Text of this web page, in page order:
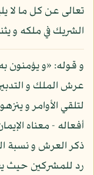
تعالى عن كل ما
الشريك في ملكه و
و قوله: «و يؤمنون
عرش الملك و
لتلقي الأوامر و
أفعاله - معناه
ذكر العرش و نسبة
رد للمشركين حيث